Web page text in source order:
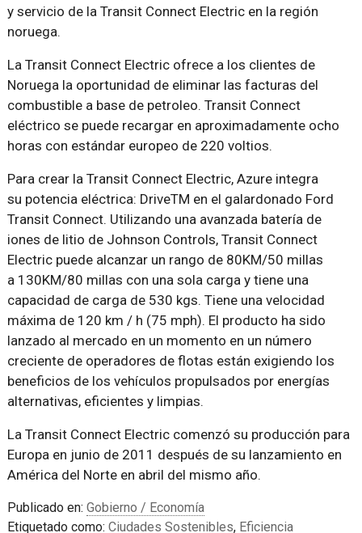
y servicio de la Transit Connect Electric en la región
noruega.
La Transit Connect Electric ofrece a los clientes de
Noruega la oportunidad de eliminar las facturas del
combustible a base de petroleo. Transit Connect
eléctrico se puede recargar en aproximadamente ocho
horas con estándar europeo de 220 voltios.
Para crear la Transit Connect Electric, Azure integra
su potencia eléctrica: DriveTM en el galardonado Ford
Transit Connect. Utilizando una avanzada batería de
iones de litio de Johnson Controls, Transit Connect
Electric puede alcanzar un rango de 80KM/50 millas
a 130KM/80 millas con una sola carga y tiene una
capacidad de carga de 530 kgs. Tiene una velocidad
máxima de 120 km / h (75 mph). El producto ha sido
lanzado al mercado en un momento en un número
creciente de operadores de flotas están exigiendo los
beneficios de los vehículos propulsados por energías
alternativas, eficientes y limpias.
La Transit Connect Electric comenzó su producción para
Europa en junio de 2011 después de su lanzamiento en
América del Norte en abril del mismo año.
Publicado en: Gobierno / Economía
Etiquetado como: Ciudades Sostenibles, Eficiencia